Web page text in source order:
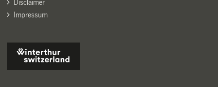
Disclaimer
Impressum